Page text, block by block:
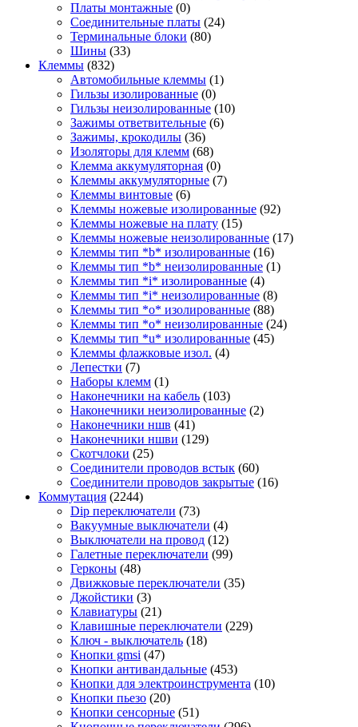
Платы монтажные (0)
Соединительные платы (24)
Терминальные блоки (80)
Шины (33)
Клеммы (832)
Автомобильные клеммы (1)
Гильзы изолированные (0)
Гильзы неизолированные (10)
Зажимы ответвительные (6)
Зажимы, крокодилы (36)
Изоляторы для клемм (68)
Клемма аккумуляторная (0)
Клеммы аккумуляторные (7)
Клеммы винтовые (6)
Клеммы ножевые изолированные (92)
Клеммы ножевые на плату (15)
Клеммы ножевые неизолированные (17)
Клеммы тип *b* изолированные (16)
Клеммы тип *b* неизолированные (1)
Клеммы тип *i* изолированные (4)
Клеммы тип *i* неизолированные (8)
Клеммы тип *o* изолированные (88)
Клеммы тип *o* неизолированные (24)
Клеммы тип *u* изолированные (45)
Клеммы флажковые изол. (4)
Лепестки (7)
Наборы клемм (1)
Наконечники на кабель (103)
Наконечники неизолированные (2)
Наконечники ншв (41)
Наконечники ншви (129)
Скотчлоки (25)
Соединители проводов встык (60)
Соединители проводов закрытые (16)
Коммутация (2244)
Dip переключатели (73)
Вакуумные выключатели (4)
Выключатели на провод (12)
Галетные переключатели (99)
Герконы (48)
Движковые переключатели (35)
Джойстики (3)
Клавиатуры (21)
Клавишные переключатели (229)
Ключ - выключатель (18)
Кнопки gmsi (47)
Кнопки антивандальные (453)
Кнопки для электроинструмента (10)
Кнопки пьезо (20)
Кнопки сенсорные (51)